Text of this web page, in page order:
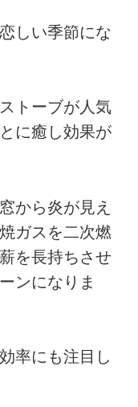
しい季節にな
トーブが人気
に癒し効果が
から炎が見え
ガスを二次燃
を長持ちさせ
ンになりま
率にも注目し